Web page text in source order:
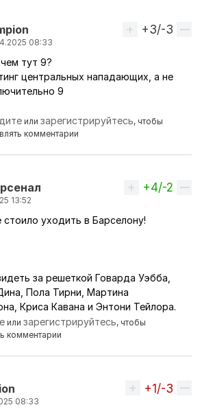
08:33
пользователяBabayev
Вверх
+3/-3
тут 9?
центральных нападающих, а не
9
илизарегистрируйтесь, чтобы
комментарии
13:52
Вверх
+4/-2
стоило уходить в Барселону!
за решеткой Говарда Уэбба,
Пола Тирни, Мартина
Криса Кавана и Энтони Тейлора.
илизарегистрируйтесь, чтобы
комментарии
08:33
Вверх
+1/-3